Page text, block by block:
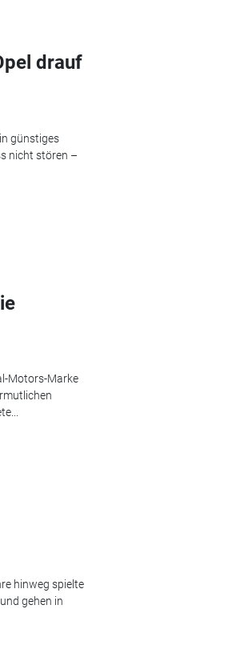
drauf
günstiges
nicht stören –
Motors-Marke
hinweg spielte
gehen in